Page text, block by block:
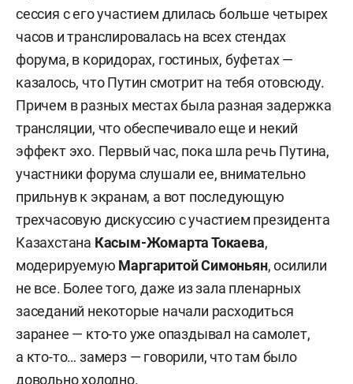
сессия с его участием длилась больше четырех
часов и транслировалась на всех стендах
форума, в коридорах, гостиных, буфетах —
казалось, что Путин смотрит на тебя отовсюду.
Причем в разных местах была разная задержка
трансляции, что обеспечивало еще и некий
эффект эхо. Первый час, пока шла речь Путина,
участники форума слушали ее, внимательно
прильнув к экранам, а вот последующую
трехчасовую дискуссию с участием президента
Казахстана Касым-Жомарта Токаева,
модерируемую Маргаритой Симоньян, осилили
не все. Более того, даже из зала пленарных
заседаний некоторые начали расходиться
заранее — кто-то уже опаздывал на самолет,
а кто-то… замерз — говорили, что там было
довольно холодно.